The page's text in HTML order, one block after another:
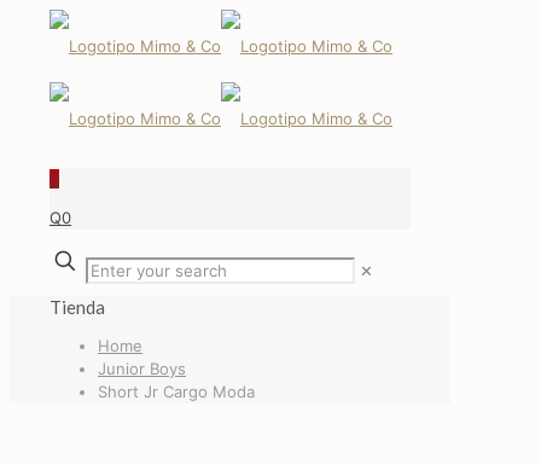
0
Q0
✕
Tienda
Home
Junior Boys
Short Jr Cargo Moda